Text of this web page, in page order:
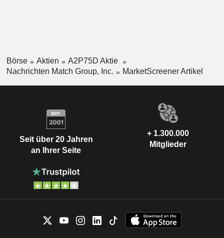
Börse Aktien
A2P75D Aktie
Nachrichten Match Group, Inc.
MarketScreener Artikel
Seit über 20 Jahren
an Ihrer Seite
+ 1.300.000
Mitglieder